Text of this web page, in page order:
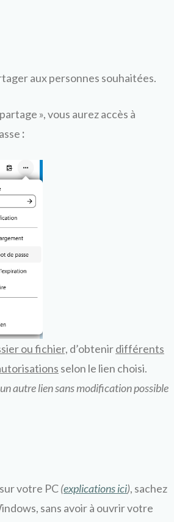
aux personnes souhaitées.
», vous aurez accès à
:
ou fichier, d’obtenirdifférents
selon le lien choisi.
autre lien sans modification possible
votre PC(explications ici), sachez
sans avoir à ouvrir votre